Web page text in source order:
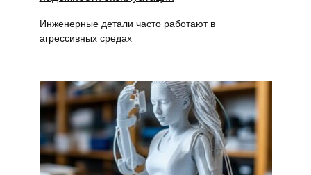
Инженерные детали часто работают в
агрессивных средах